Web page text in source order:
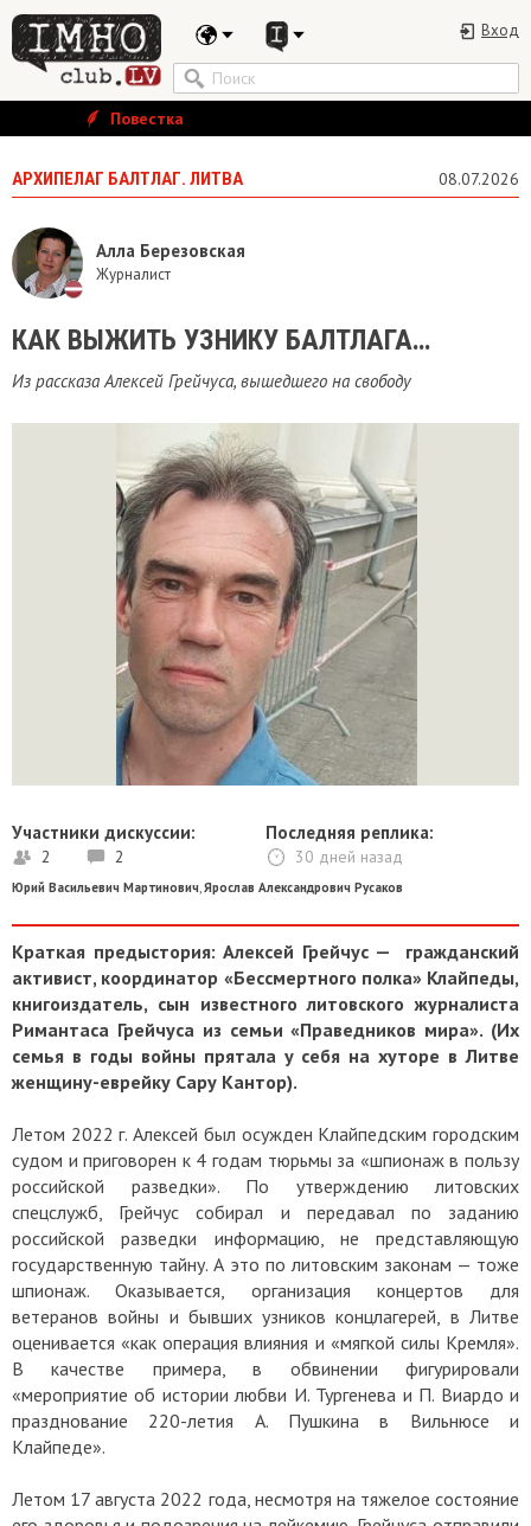
Вход
Повестка
АРХИПЕЛАГ БАЛТЛАГ. ЛИТВА 08.07.2026
Алла Березовская
Журналист
КАК ВЫЖИТЬ УЗНИКУ БАЛТЛАГА…
Из рассказа Алексей Грейчуса, вышедшего на свободу
Участники дискуссии:
2 2
Последняя реплика:
30 дней назад
Юрий Васильевич Мартинович Ярослав Александрович Русаков
Краткая предыстория: Алексей Грейчус — гражданский
активист, координатор «Бессмертного полка» Клайпеды,
книгоиздатель, сын известного литовского журналиста
Римантаса Грейчуса из семьи «Праведников мира». (Их
семья в годы войны прятала у себя на хуторе в Литве
женщину-еврейку Сару Кантор).
Летом 2022 г. Алексей был осужден Клайпедским городским
судом и приговорен к 4 годам тюрьмы за «шпионаж в пользу
российской разведки». По утверждению литовских
спецслужб, Грейчус собирал и передавал по заданию
российской разведки информацию, не представляющую
государственную тайну. А это по литовским законам — тоже
шпионаж. Оказывается, организация концертов для
ветеранов войны и бывших узников концлагерей, в Литве
оценивается «как операция влияния и «мягкой силы Кремля».
В качестве примера, в обвинении фигурировали
«мероприятие об истории любви И. Тургенева и П. Виардо и
празднование 220-летия А. Пушкина в Вильнюсе и
Клайпеде».
Летом 17 августа 2022 года, несмотря на тяжелое состояние